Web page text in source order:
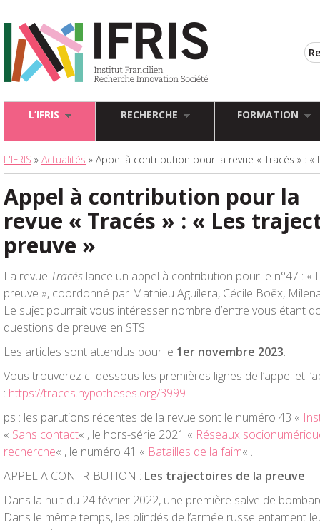
L’IFRIS RECHERCHE FORMATION
L'IFRIS » Actualités » Appel à contribution pour la revue « Tracés » :
Appel à contribution pour la
revue « Tracés » : « Les
preuve »
La revue Tracés lance un appel à contribution pour le n°47 : «
preuve », coordonné par Mathieu Aguilera, Cécile Boëx,
Le sujet pourrait vous intéresser nombre d’entre vous étant
questions de preuve en STS !
Les articles sont attendus pour le 1er novembre 2023.
Vous trouverez ci-dessous les premières lignes de l’appel et
: https://traces.hypotheses.org/3999
ps : les parutions récentes de la revue sont le numéro 43 «
« Sans contact« , le hors-série 2021 « Réseaux
recherche« , le numéro 41 « Batailles de la faim« .
APPEL A CONTRIBUTION : Les trajectoires de la preuve
Dans la nuit du 24 février 2022, une première salve de
Dans le même temps, les blindés de l’armée russe entament